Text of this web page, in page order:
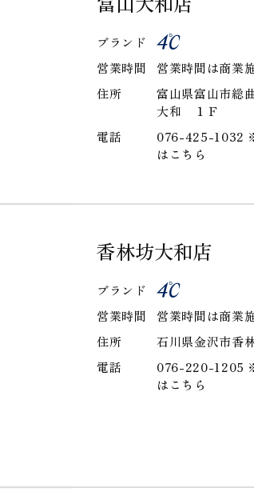
ブランド
営業時間
営業時間は商業
住所
富山県富山市総
大和 １Ｆ
電話
076-425-1032
はこちら
香林坊大和店
ブランド
営業時間
営業時間は商業
住所
石川県金沢市香
電話
076-220-1205
はこちら